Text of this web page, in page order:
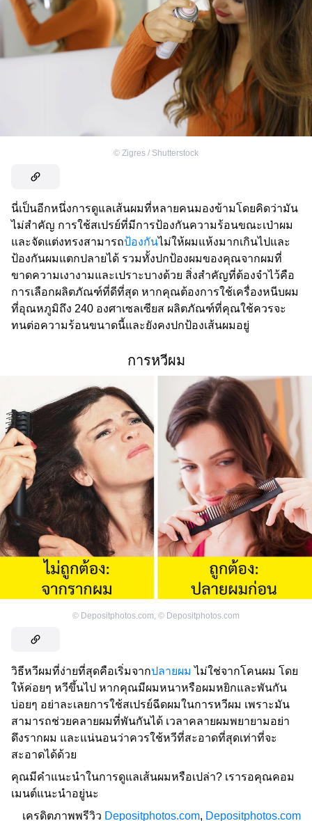
© Zigres / Shutterstock
นี่เป็นอีกหนึ่งการดูแลเส้นผมที่หลายคนมองข้ามโดยคิดว่ามัน
ไม่สำคัญ การใช้สเปรย์ที่มีการป้องกันความร้อนขณะเป่าผม
และจัดแต่งทรงสามารถป้องกันไม่ให้ผมแห้งมากเกินไปและ
ป้องกันผมแตกปลายได้ รวมทั้งปกป้องผมของคุณจากผมที่
ขาดความเงางามและเปราะบางด้วย สิ่งสำคัญที่ต้องจำไว้คือ
การเลือกผลิตภัณฑ์ที่ดีที่สุด หากคุณต้องการใช้เครื่องหนีบผม
ที่อุณหภูมิถึง 240 องศาเซลเซียส ผลิตภัณฑ์ที่คุณใช้ควรจะ
ทนต่อความร้อนขนาดนี้และยังคงปกป้องเส้นผมอยู่
การหวีผม
© Depositphotos.com, © Depositphotos.com
วิธีหวีผมที่ง่ายที่สุดคือเริ่มจากปลายผม ไม่ใช่จากโคนผม โดย
ให้ค่อยๆ หวีขึ้นไป หากคุณมีผมหนาหรือผมหยิกและพันกัน
บ่อยๆ อย่าละเลยการใช้สเปรย์ฉีดผมในการหวีผม เพราะมัน
สามารถช่วยคลายผมที่พันกันได้ เวลาคลายผมพยายามอย่า
ดึงรากผม และแน่นอนว่าควรใช้หวีที่สะอาดที่สุดเท่าที่จะ
สะอาดได้ด้วย
คุณมีคำแนะนำในการดูแลเส้นผมหรือเปล่า? เรารอคุณคอม
เมนต์แนะนำอยู่นะ
เครดิตภาพพรีวิว Depositphotos.com, Depositphotos.com